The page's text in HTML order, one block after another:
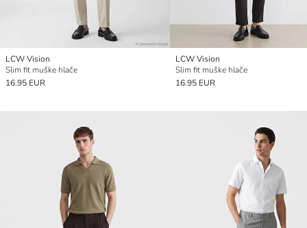
LCW Vision
Slim fit muške hlače
16.95 EUR
LCW Vision
Slim fit muške hlače
16.95 EUR